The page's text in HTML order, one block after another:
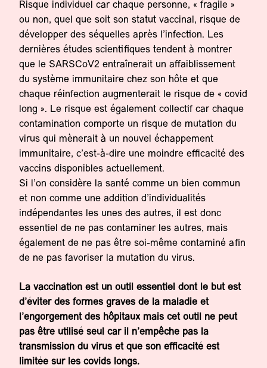
Risque individuel car chaque personne, « fragile »
ou non, quel que soit son statut vaccinal, risque de
développer des séquelles après l’infection. Les
dernières études scientifiques tendent à montrer
que le SARSCoV2 entraînerait un affaiblissement
du système immunitaire chez son hôte et que
chaque réinfection augmenterait le risque de « covid
long ». Le risque est également collectif car chaque
contamination comporte un risque de mutation du
virus qui mènerait à un nouvel échappement
immunitaire, c’est-à-dire une moindre efficacité des
vaccins disponibles actuellement.
Si l’on considère la santé comme un bien commun
et non comme une addition d’individualités
indépendantes les unes des autres, il est donc
essentiel de ne pas contaminer les autres, mais
également de ne pas être soi-même contaminé afin
de ne pas favoriser la mutation du virus.
La vaccination est un outil essentiel dont le but est
d’éviter des formes graves de la maladie et
l’engorgement des hôpitaux mais cet outil ne peut
pas être utilisé seul car il n’empêche pas la
transmission du virus et que son efficacité est
limitée sur les covids longs.